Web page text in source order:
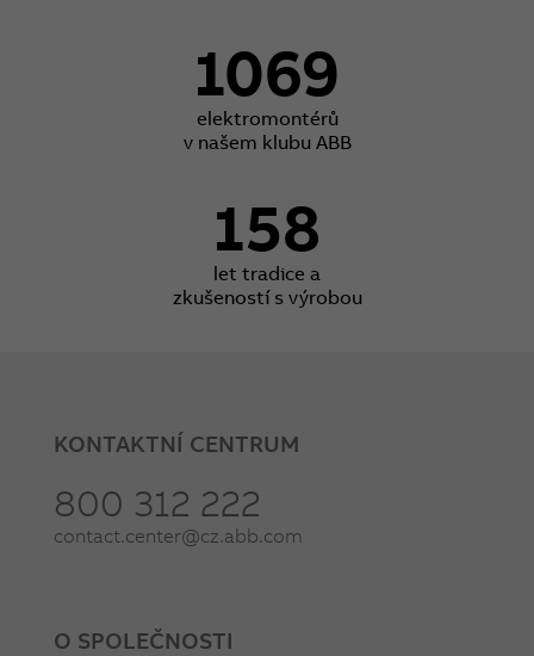
1069
elektromontérů
v našem klubu ABB
158
let tradice a
zkušeností s výrobou
KONTAKTNÍ CENTRUM
800 312 222
contact.center@cz.abb.com
O SPOLEČNOSTI